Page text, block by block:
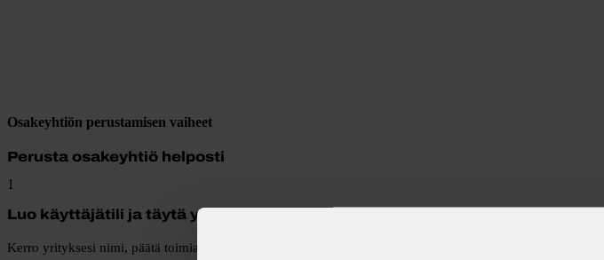
Osakeyhtiön perustamisen vaiheet
Perusta osakeyhtiö helposti
1
Luo käyttäjätili ja täytä yrityksen tiedot
Kerro yrityksesi nimi, päätä toimiala ja täytä perustiedot, niin lähetämme osakeyhtiösi perustamisilmoituksen